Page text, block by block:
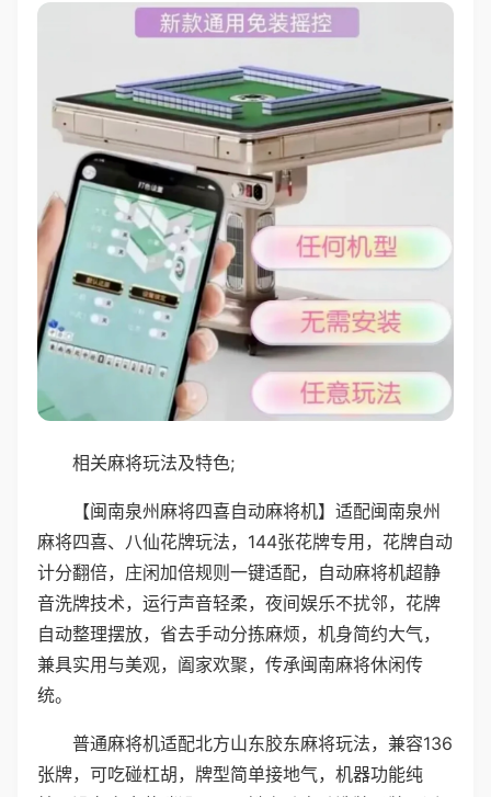
相关麻将玩法及特色;
【闽南泉州麻将四喜自动麻将机】适配闽南泉州
麻将四喜、八仙花牌玩法，144张花牌专用，花牌自动
计分翻倍，庄闲加倍规则一键适配，自动麻将机超静
音洗牌技术，运行声音轻柔，夜间娱乐不扰邻，花牌
自动整理摆放，省去手动分拣麻烦，机身简约大气，
兼具实用与美观，阖家欢聚，传承闽南麻将休闲传
统。
普通麻将机适配北方山东胶东麻将玩法，兼容136
张牌，可吃碰杠胡，牌型简单接地气，机器功能纯